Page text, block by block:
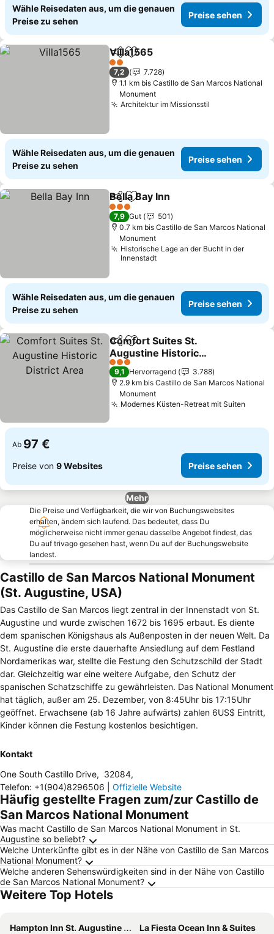
Wähle Reisedaten aus, um die genauen
Preise zu sehen
Preise sehen
TeilenZu Favoriten hinzufügen
Villa1565
2 Sterne
7,2
7.728
1.1 km bis Castillo de San Marcos National
Monument
Architektur im Missionsstil
Wähle Reisedaten aus, um die genauen
Preise zu sehen
Preise sehen
TeilenZu Favoriten hinzufügen
Bella Bay Inn
3 Sterne
7,9 Gut
501
0.7 km bis Castillo de San Marcos National
Monument
Historische Lage an der Bucht in der
Innenstadt
Wähle Reisedaten aus, um die genauen
Preise zu sehen
Preise sehen
TeilenZu Favoriten hinzufügen
Comfort Suites St.
Augustine Historic
District Area
3 Sterne
9,1 Hervorragend
3.788
2.9 km bis Castillo de San Marcos National
Monument
Modernes Küsten-Retreat mit Suiten
Ab 97 €
Preise von 9 Websites Preise sehen
Mehr
Die Preise und Verfügbarkeit, die wir von Buchungswebsites
erhalten, ändern sich laufend. Das bedeutet, dass Du
möglicherweise nicht immer genau dasselbe Angebot findest, das
Du auf trivago gesehen hast, wenn Du auf der Buchungswebsite
landest.
Castillo de San Marcos National Monument
(St. Augustine, USA)
Das Castillo de San Marcos liegt zentral in der Innenstadt von St.
Augustine und wurde zwischen 1672 bis 1695 erbaut. Es diente
dem spanischen Königshaus als Außenposten in der neuen Welt. Da
St. Augustine die erste dauerhafte Ansiedlung auf dem Festland
Nordamerikas war, stellte die Festung den Schutzschild der Stadt
dar. Gleichzeitig war eine weitere Aufgabe, den Schutz der
spanischen Schatzschiffe zu gewährleisten. Das National Monument
hat täglich, außer am 25. Dezember, von 8:45Uhr bis 17:15Uhr
geöffnet. Erwachsene (ab 16 Jahre aufwärts) zahlen 6US$ Eintritt,
Kinder können die Festung kostenlos besichtigen.
Kontakt
One South Castillo Drive, 32084,
Telefon: +1(904)8296506 Offizielle Website
Häufig gestellte Fragen zum/zur Castillo de
San Marcos National Monument
Was macht Castillo de San Marcos National Monument in St.
Augustine so beliebt?
Welche Unterkünfte gibt es in der Nähe von Castillo de San Marcos
National Monument?
Welche anderen Sehenswürdigkeiten sind in der Nähe von Castillo
de San Marcos National Monument?
Weitere Top Hotels
Hampton Inn St. Augustine Downtown Historic District
La Fiesta Ocean Inn & Suites